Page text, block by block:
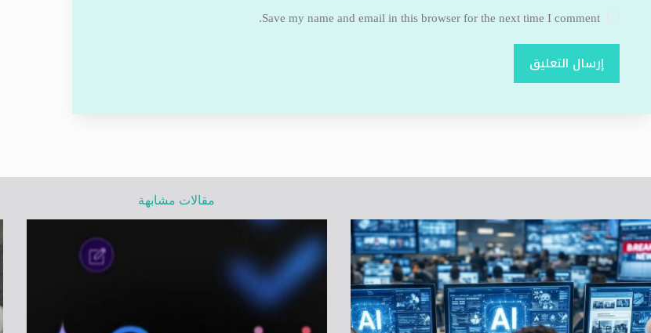
Save my name and email in this browser for the next time I comment.
إرسال التعليق
مقالات مشابهة